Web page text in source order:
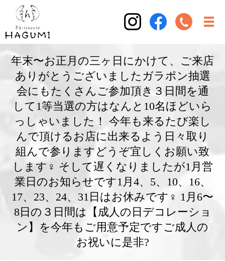
年末〜お正月の三ヶ日にかけて、ご来店
ありがとうございましたガラポン抽選
会にもたくさんご参加頂き３日間を通
して1等当選の方はなんと10名ほどいら
っしゃいました！ 今年も来るたび楽し
んで頂けるお店に出来るよう日々取り
組んで参りますどうぞ宜しくお願い致
します‍♀️ そして遅くなりましたが1月営
業日のお知らせです1月4、5、10、16、
17、23、24、31日はお休みです‍♀️ 1月6〜
8日の３日間は【成人の日デコレーショ
ン】を今年もご用意予定ですご成人の
お祝いに是非?